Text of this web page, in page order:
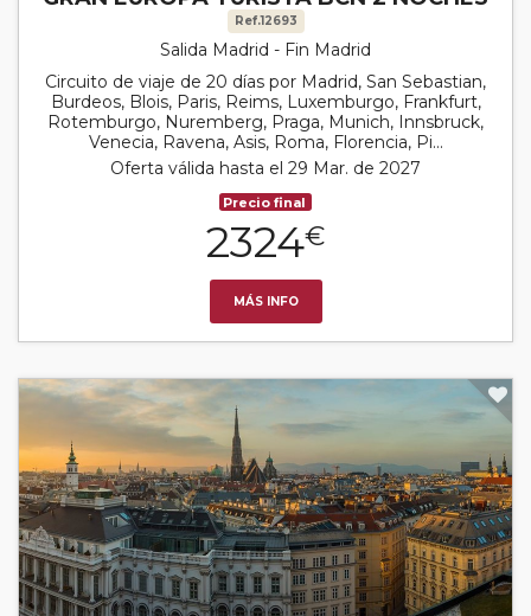
Ref.12693
Salida Madrid - Fin Madrid
Circuito de viaje de 20 días por Madrid, San Sebastian,
Burdeos, Blois, Paris, Reims, Luxemburgo, Frankfurt,
Rotemburgo, Nuremberg, Praga, Munich, Innsbruck,
Venecia, Ravena, Asis, Roma, Florencia, Pi...
Oferta válida hasta el 29 Mar. de 2027
Precio final
2324€
MÁS INFO